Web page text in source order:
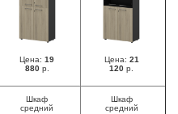
Цена: 19
880р.
Цена: 21
120 р.
Шкаф
средний
Шкаф
средний